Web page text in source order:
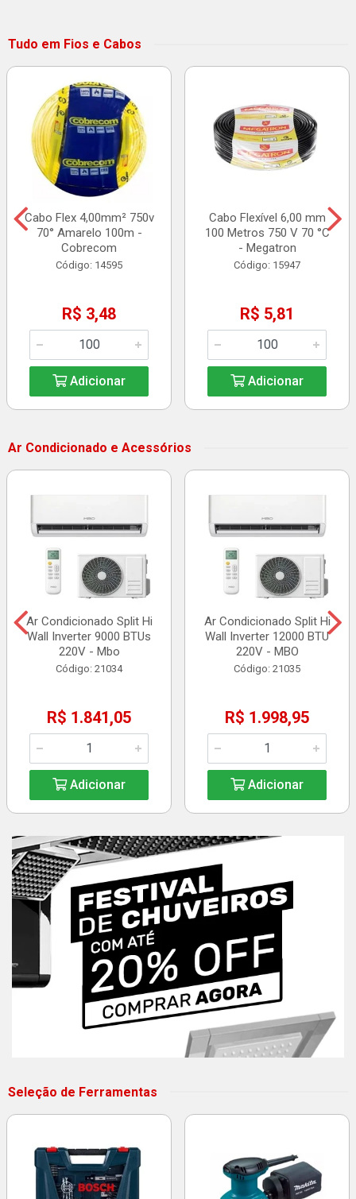
Tudo em Fios e Cabos
Cabo Flex 4,00mm² 750v
70° Amarelo 100m -
Cobrecom
Código: 14595
R$ 3,48
Adicionar
Cabo Flexível 6,00 mm
100 Metros 750 V 70 °C
- Megatron
Código: 15947
R$ 5,81
Adicionar
Ar Condicionado e Acessórios
Ar Condicionado Split Hi
Wall Inverter 9000 BTUs
220V - Mbo
Código: 21034
R$ 1.841,05
Adicionar
Ar Condicionado Split Hi
Wall Inverter 12000 BTU
220V - MBO
Código: 21035
R$ 1.998,95
Adicionar
Seleção de Ferramentas